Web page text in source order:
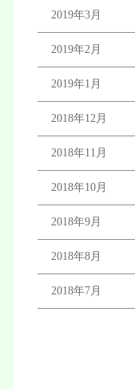
2019年3月
2019年2月
2019年1月
2018年12月
2018年11月
2018年10月
2018年9月
2018年8月
2018年7月